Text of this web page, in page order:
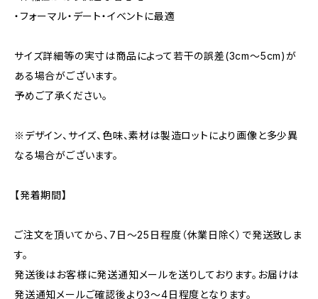
・フォーマル・デート・イベントに最適
サイズ詳細等の実寸は商品によって若干の誤差(3cm〜5cm)が
ある場合がございます。
予めご了承ください。
※デザイン、サイズ、色味、素材は製造ロットにより画像と多少異
なる場合がございます。
【発着期間】
ご注文を頂いてから、7日〜25日程度（休業日除く）で発送致しま
す。
発送後はお客様に発送通知メールを送りしております。お届けは
発送通知メールご確認後より3〜4日程度となります。